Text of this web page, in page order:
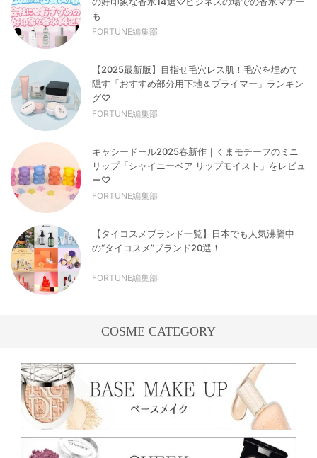
も
FORTUNE編集部
【2025最新版】目指せ毛穴レス肌！毛穴を埋めて
隠す「おすすめ部分用下地＆プライマー」ランキン
グ♡
FORTUNE編集部
キャシードール2025春新作｜くまモチーフのミニ
リップ「シャイニーベア リップモイスト」をレビュ
ー♡
FORTUNE編集部
【タイコスメブランド一覧】日本でも人気沸騰中
の“タイコスメ”ブランド20選！
FORTUNE編集部
COSME CATEGORY